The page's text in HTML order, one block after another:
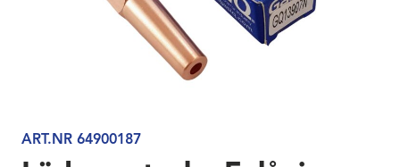
ART.NR 64900187